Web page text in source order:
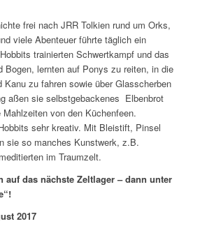
frei nach JRR Tolkien rund um Orks,
viele Abenteuer führte täglich ein
trainierten Schwertkampf und das
Bogen, lernten auf Ponys zu reiten, in die
Kanu zu fahren sowie über Glasscherben
aßen sie selbstgebackenes Elbenbrot
von den Küchenfeen.
sehr kreativ. Mit Bleistift, Pinsel
sie so manches Kunstwerk, z.B.
im Traumzelt.
auf das nächste Zeltlager – dann unter
2017